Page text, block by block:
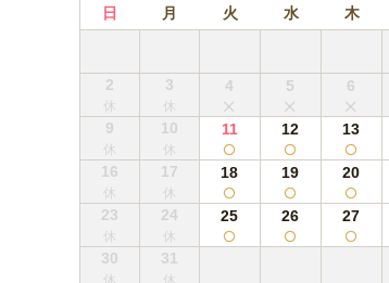
日 月 火 水 木
2 3 4 5 6
9 10 11 12 13
16 17 18 19 20
23 24 25 26 27
30 31